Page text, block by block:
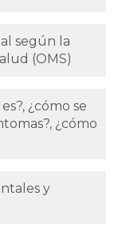
según la
(OMS)
¿cómo se
¿cómo
y